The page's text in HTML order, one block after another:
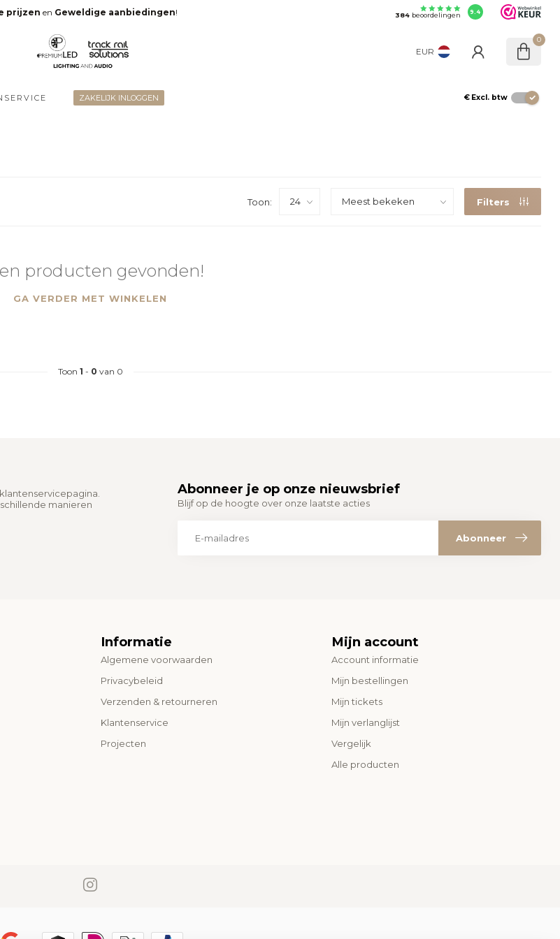
prijzen en Geweldige aanbiedingen! 384beoordelingen 9.4
EUR
0
ZAKELIJK INLOGGEN € Excl. btw
Toon: Filters
producten gevonden!
GA VERDER MET WINKELEN
Toon 1 - 0 van 0
manieren
Abonneer je op onze nieuwsbrief
Blijf op de hoogte over onze laatste acties
Abonneer
Informatie
Algemene voorwaarden
Privacybeleid
Verzenden & retourneren
Klantenservice
Projecten
Mijn account
Account informatie
Mijn bestellingen
Mijn tickets
Mijn verlanglijst
Vergelijk
Alle producten